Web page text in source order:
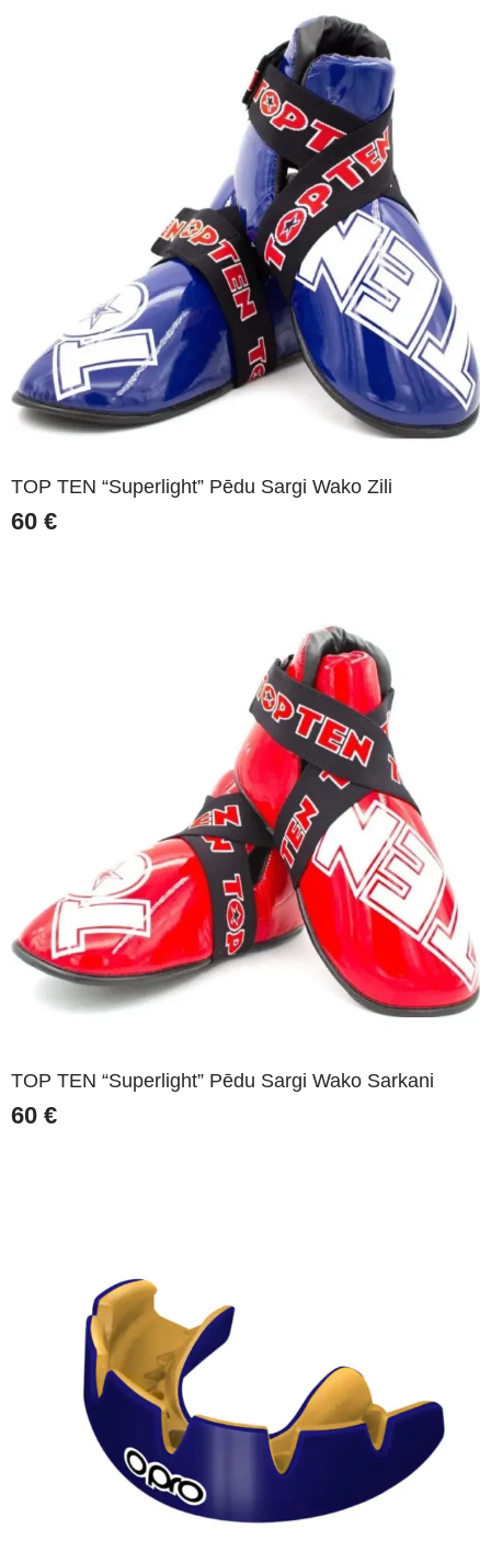
TOP TEN “Superlight” Pēdu Sargi Wako Zili
60 €
TOP TEN “Superlight” Pēdu Sargi Wako Sarkani
60 €